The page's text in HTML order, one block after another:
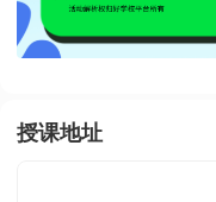
授课地址